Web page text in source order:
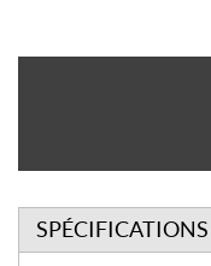
SPÉCIFICATIONS